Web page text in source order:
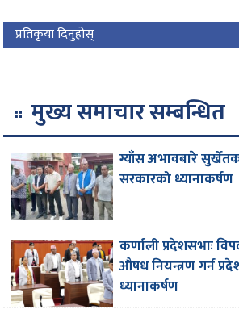
प्रतिकृया दिनुहोस्
मुख्य समाचार सम्बन्धित
ग्याँस अभावबारे
सरकारको ध्यानाकर्षण
कर्णाली प्रदेशसभाः
औषध नियन्त्रण गर्न
ध्यानाकर्षण